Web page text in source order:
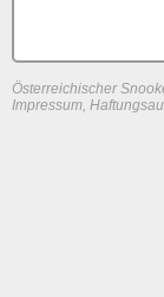
Österreichischer
Impressum,